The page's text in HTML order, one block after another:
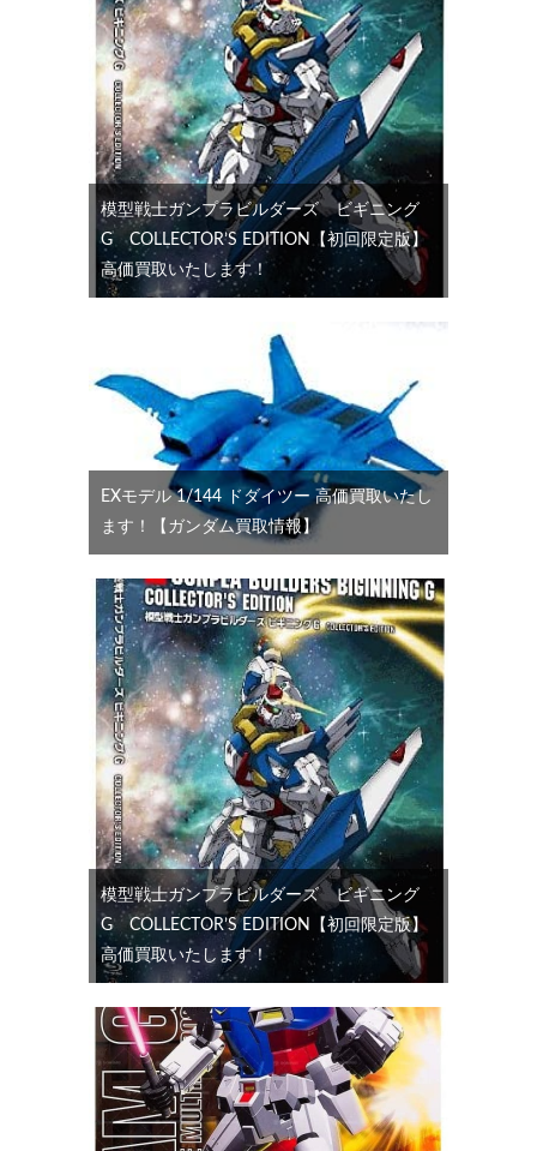
模型戦士ガンプラビルダーズ ビギニング
G COLLECTOR’S EDITION【初回限定版】
高価買取いたします！
EXモデル 1/144 ドダイツー 高価買取いたし
ます！【ガンダム買取情報】
模型戦士ガンプラビルダーズ ビギニング
G COLLECTOR’S EDITION【初回限定版】
高価買取いたします！